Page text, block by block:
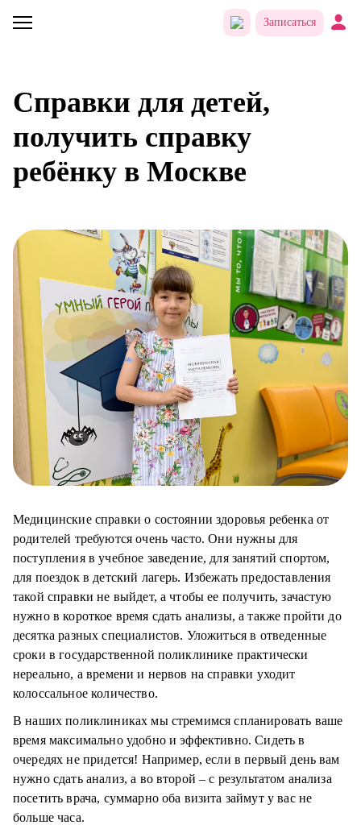
Записаться
Справки для детей,
получить справку
ребёнку в Москве
Медицинские справки о состоянии здоровья ребенка от
родителей требуются очень часто. Они нужны для
поступления в учебное заведение, для занятий спортом,
для поездок в детский лагерь. Избежать предоставления
такой справки не выйдет, а чтобы ее получить, зачастую
нужно в короткое время сдать анализы, а также пройти до
десятка разных специалистов. Уложиться в отведенные
сроки в государственной поликлинике практически
нереально, а времени и нервов на справки уходит
колоссальное количество.
В наших поликлиниках мы стремимся спланировать ваше
время максимально удобно и эффективно. Сидеть в
очередях не придется! Например, если в первый день вам
нужно сдать анализ, а во второй – с результатом анализа
посетить врача, суммарно оба визита займут у вас не
больше часа.